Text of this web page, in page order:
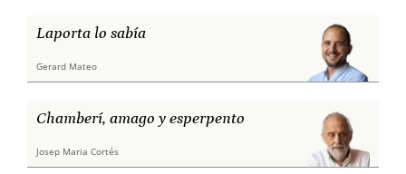
Laporta lo sabía
Gerard Mateo
Chamberí, amago y esperpento
Josep Maria Cortés